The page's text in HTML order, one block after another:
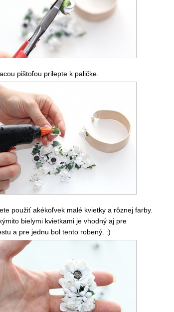
pištoľou prilepte k paličke.
použiť akékoľvek malé kvietky a rôznej farby.
bielymi kvietkami je vhodný aj pre
a pre jednu bol tento robený. :)